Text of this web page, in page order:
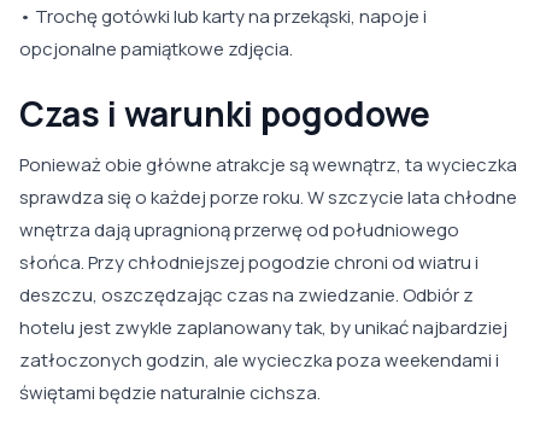
• Trochę gotówki lub karty na przekąski, napoje i
opcjonalne pamiątkowe zdjęcia.
Czas i warunki pogodowe
Ponieważ obie główne atrakcje są wewnątrz, ta wycieczka
sprawdza się o każdej porze roku. W szczycie lata chłodne
wnętrza dają upragnioną przerwę od południowego
słońca. Przy chłodniejszej pogodzie chroni od wiatru i
deszczu, oszczędzając czas na zwiedzanie. Odbiór z
hotelu jest zwykle zaplanowany tak, by unikać najbardziej
zatłoczonych godzin, ale wycieczka poza weekendami i
świętami będzie naturalnie cichsza.